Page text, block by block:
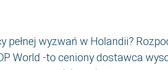
pełnej wyzwań w Holandii?
World -to ceniony dostawca